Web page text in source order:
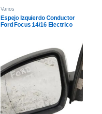
Varios
Espejo Izquierdo Conductor
Ford Focus 14/16 Electrico